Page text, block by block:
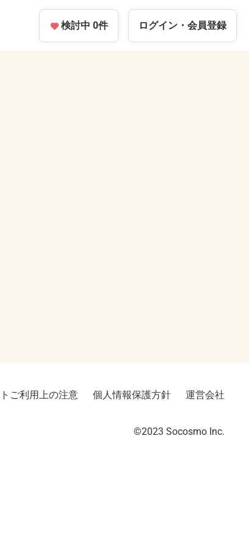
検討中 0件 ログイン・ 会員登録
ご利用上の注意 個人情報保護方針 運営会社
©2023︎ Socosmo Inc.